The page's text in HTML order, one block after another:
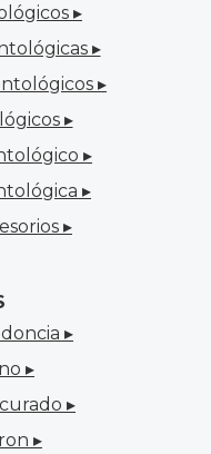
▸
▸
▸
▸
▸
▸
▸
▸
▸
▸
▸